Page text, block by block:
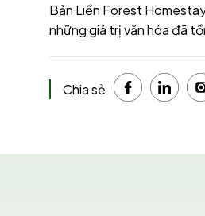
Bản Liền Forest
những giá trị văn hóa đã
Chia sẻ